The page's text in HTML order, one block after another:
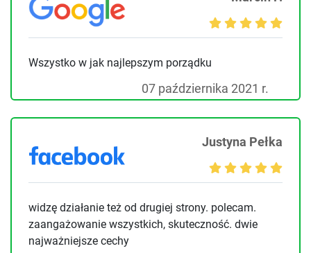
Wszystko w jak najlepszym porządku
07 października 2021 r.
Justyna Pełka
widzę działanie też od drugiej strony. polecam.
zaangażowanie wszystkich, skuteczność. dwie
najważniejsze cechy